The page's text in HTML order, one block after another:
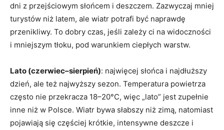
dni z przejściowym słońcem i deszczem. Zazwyczaj mniej
turystów niż latem, ale wiatr potrafi być naprawdę
przenikliwy. To dobry czas, jeśli zależy ci na widoczności
i mniejszym tłoku, pod warunkiem ciepłych warstw.
Lato (czerwiec–sierpień): najwięcej słońca i najdłuższy
dzień, ale też najwyższy sezon. Temperatura powietrza
często nie przekracza 18–20°C, więc „lato” jest zupełnie
inne niż w Polsce. Wiatr bywa słabszy niż zimą, natomiast
pojawiają się częściej krótkie, intensywne deszcze i